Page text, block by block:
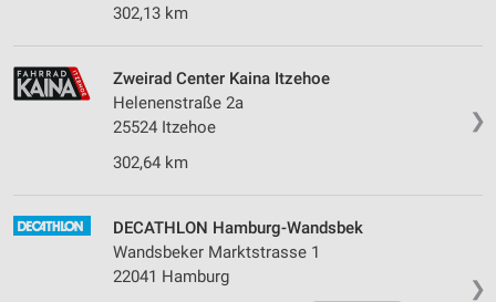
302,13 km
❯
Zweirad Center Kaina Itzehoe
Helenenstraße 2a
25524 Itzehoe
302,64 km
❯
DECATHLON Hamburg-Wandsbek
Wandsbeker Marktstrasse 1
22041 Hamburg